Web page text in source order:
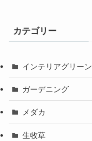
カテゴリー
インテリアグリーン
ガーデニング
メダカ
生牧草